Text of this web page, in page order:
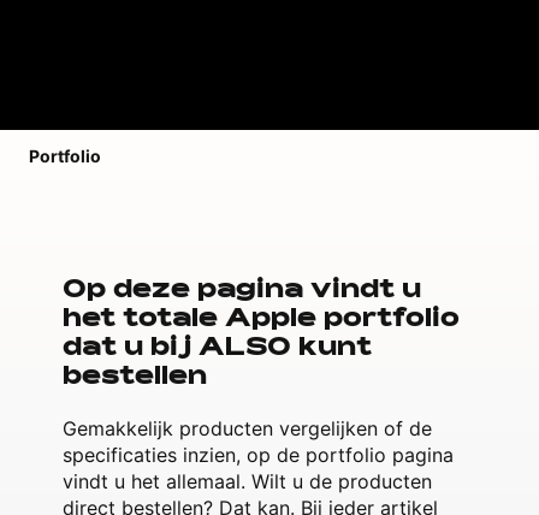
Portfolio
Op deze pagina vindt u
het totale Apple portfolio
dat u bij ALSO kunt
bestellen
Gemakkelijk producten vergelijken of de
specificaties inzien, op de portfolio pagina
vindt u het allemaal. Wilt u de producten
direct bestellen? Dat kan. Bij ieder artikel